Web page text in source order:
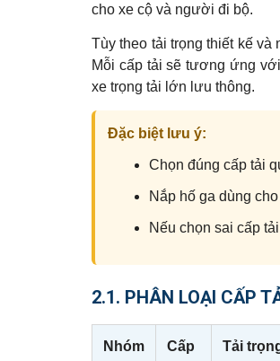
cho xe cộ và người đi bộ.
Tùy theo tải trọng thiết kế và
Mỗi cấp tải sẽ tương ứng
xe trọng tải lớn lưu thông.
Đặc biệt lưu ý:
Chọn đúng cấp tải
Nắp hố ga dùng
Nếu chọn sai cấp
2.1. PHÂN LOẠI CẤP
Nhóm
Cấp
Tải